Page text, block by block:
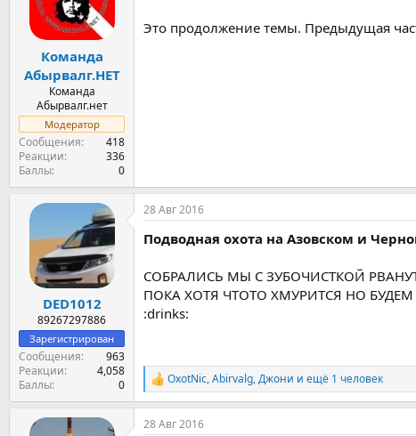
ы
л
а
Команда
Абырвалг.НЕТ
Команда
Абырвалг.нет
Модератор
Сообщения
418
Реакции
336
Баллы
0
Это продолжение темы. Предыдущая
DED1012
89267297886
Зарегистрирован
Сообщения
963
Реакции
4,058
Баллы
0
28 Авг 2016
Подводная охота на Азовском и
СОБРАЛИСЬ МЫ С ЗУБОЧИСТКОЙ
ПОКА ХОТЯ ЧТОТО ХМУРИТСЯ НО
:drinks:
Р
е
а
к
OxotNic,Abirvalg,Джони и ещё 1 человек
28 Авг 2016